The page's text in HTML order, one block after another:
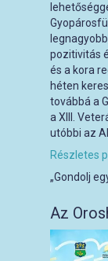
pozitivitás
és a kora
héten
továbbá a
a XIII.
utóbbi az
Részletes
„Gondolj
Az